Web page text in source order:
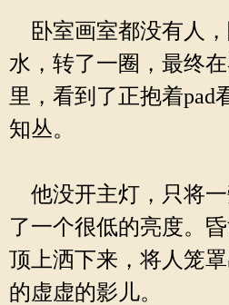
卧室画室都没有人
水，转了一圈，最终
里，看到了正抱着pad
知丛。
他没开主灯，只将一
了一个很低的亮度。
顶上洒下来，将人笼
的虚虚的影儿。